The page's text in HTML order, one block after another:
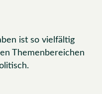
ist so vielfältig
Themenbereichen